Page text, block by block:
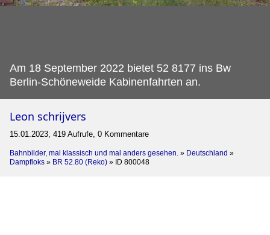
Am 18 September 2022 bietet 52 8177 ins Bw
Berlin-Schöneweide Kabinenfahrten an.
Leon schrijvers
15.01.2023, 419 Aufrufe, 0 Kommentare
Bahnbilder, mal klassisch und mal anders gesehen. » Deutschland »
Dampfloks » BR 52.80 (Reko) » ID 800048